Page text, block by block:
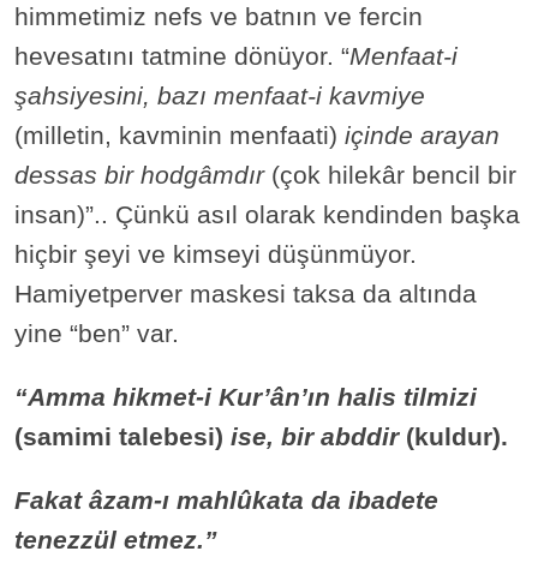
himmetimiz nefs ve batnın ve fercin
hevesatını tatmine dönüyor. “Menfaat-i
şahsiyesini, bazı menfaat-i kavmiye
(milletin, kavminin menfaati) içinde arayan
dessas bir hodgâmdır (çok hilekâr bencil bir
insan)”.. Çünkü asıl olarak kendinden başka
hiçbir şeyi ve kimseyi düşünmüyor.
Hamiyetperver maskesi taksa da altında
yine “ben” var.
“Amma hikmet-i Kur’ân’ın halis tilmizi
(samimi talebesi) ise, bir abddir (kuldur).
Fakat âzam-ı mahlûkata da ibadete
tenezzül etmez.”